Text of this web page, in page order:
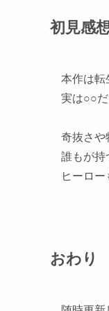
初見感
本作は転
実は○○だ
奇抜さや
誰もが持
ヒーロー
おわり